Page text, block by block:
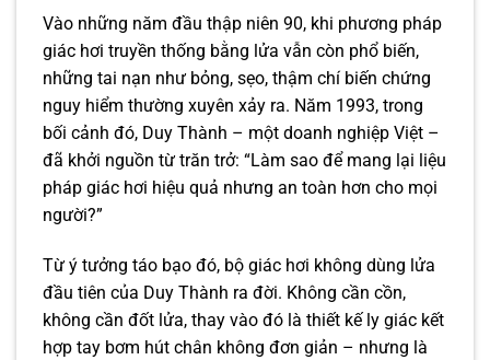
Vào những năm đầu thập niên 90, khi phương pháp
giác hơi truyền thống bằng lửa vẫn còn phổ biến,
những tai nạn như bỏng, sẹo, thậm chí biến chứng
nguy hiểm thường xuyên xảy ra. Năm 1993, trong
bối cảnh đó, Duy Thành – một doanh nghiệp Việt –
đã khởi nguồn từ trăn trở: “Làm sao để mang lại liệu
pháp giác hơi hiệu quả nhưng an toàn hơn cho mọi
người?”
Từ ý tưởng táo bạo đó, bộ giác hơi không dùng lửa
đầu tiên của Duy Thành ra đời. Không cần cồn,
không cần đốt lửa, thay vào đó là thiết kế ly giác kết
hợp tay bơm hút chân không đơn giản – nhưng là